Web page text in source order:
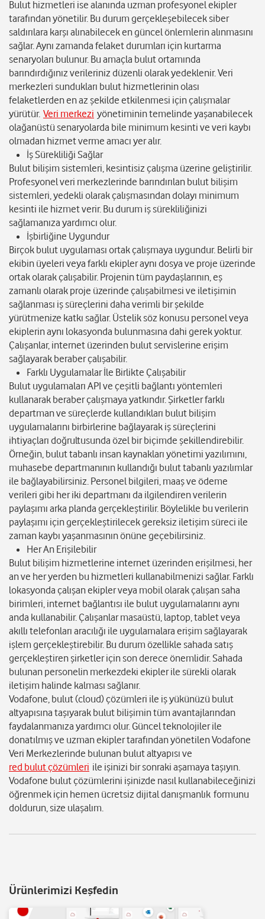
Bulut hizmetleri ise alanında uzman profesyonel ekipler
tarafından yönetilir. Bu durum gerçekleşebilecek siber
saldırılara karşı alınabilecek en güncel önlemlerin alınmasını
sağlar. Aynı zamanda felaket durumları için kurtarma
senaryoları bulunur. Bu amaçla bulut ortamında
barındırdığınız verileriniz düzenli olarak yedeklenir. Veri
merkezleri sundukları bulut hizmetlerinin olası
felaketlerden en az şekilde etkilenmesi için çalışmalar
yürütür. Veri merkezi yönetiminin temelinde yaşanabilecek
olağanüstü senaryolarda bile minimum kesinti ve veri kaybı
olmadan hizmet verme amacı yer alır.
İş Sürekliliği Sağlar
Bulut bilişim sistemleri, kesintisiz çalışma üzerine geliştirilir.
Profesyonel veri merkezlerinde barındırılan bulut bilişim
sistemleri, yedekli olarak çalışmasından dolayı minimum
kesinti ile hizmet verir. Bu durum iş sürekliliğinizi
sağlamanıza yardımcı olur.
İşbirliğine Uygundur
Birçok bulut uygulaması ortak çalışmaya uygundur. Belirli bir
ekibin üyeleri veya farklı ekipler aynı dosya ve proje üzerinde
ortak olarak çalışabilir. Projenin tüm paydaşlarının, eş
zamanlı olarak proje üzerinde çalışabilmesi ve iletişimin
sağlanması iş süreçlerini daha verimli bir şekilde
yürütmenize katkı sağlar. Üstelik söz konusu personel veya
ekiplerin aynı lokasyonda bulunmasına dahi gerek yoktur.
Çalışanlar, internet üzerinden bulut servislerine erişim
sağlayarak beraber çalışabilir.
Farklı Uygulamalar İle Birlikte Çalışabilir
Bulut uygulamaları API ve çeşitli bağlantı yöntemleri
kullanarak beraber çalışmaya yatkındır. Şirketler farklı
departman ve süreçlerde kullandıkları bulut bilişim
uygulamalarını birbirlerine bağlayarak iş süreçlerini
ihtiyaçları doğrultusunda özel bir biçimde şekillendirebilir.
Örneğin, bulut tabanlı insan kaynakları yönetimi yazılımını,
muhasebe departmanının kullandığı bulut tabanlı yazılımlar
ile bağlayabilirsiniz. Personel bilgileri, maaş ve ödeme
verileri gibi her iki departmanı da ilgilendiren verilerin
paylaşımı arka planda gerçekleştirilir. Böylelikle bu verilerin
paylaşımı için gerçekleştirilecek gereksiz iletişim süreci ile
zaman kaybı yaşanmasının önüne geçebilirsiniz.
Her An Erişilebilir
Bulut bilişim hizmetlerine internet üzerinden erişilmesi, her
an ve her yerden bu hizmetleri kullanabilmenizi sağlar. Farklı
lokasyonda çalışan ekipler veya mobil olarak çalışan saha
birimleri, internet bağlantısı ile bulut uygulamalarını aynı
anda kullanabilir. Çalışanlar masaüstü, laptop, tablet veya
akıllı telefonları aracılığı ile uygulamalara erişim sağlayarak
işlem gerçekleştirebilir. Bu durum özellikle sahada satış
gerçekleştiren şirketler için son derece önemlidir. Sahada
bulunan personelin merkezdeki ekipler ile sürekli olarak
iletişim halinde kalması sağlanır.
Vodafone, bulut (cloud) çözümleri ile iş yükünüzü bulut
altyapısına taşıyarak bulut bilişimin tüm avantajlarından
faydalanmanıza yardımcı olur. Güncel teknolojiler ile
donatılmış ve uzman ekipler tarafından yönetilen Vodafone
Veri Merkezlerinde bulunan bulut altyapısı ve
red bulut çözümleri ile işinizi bir sonraki aşamaya taşıyın.
Vodafone bulut çözümlerini işinizde nasıl kullanabileceğinizi
öğrenmek için hemen ücretsiz dijital danışmanlık formunu
doldurun, size ulaşalım.
Ürünlerimizi Keşfedin